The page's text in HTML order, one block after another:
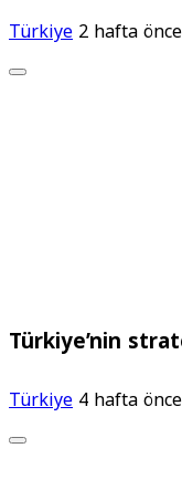
Türkiye2 hafta önce
Türkiye’nin
Türkiye4 hafta önce